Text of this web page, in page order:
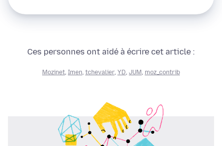
Ces personnes ont aidé à écrire cet article :
Mozinet, Imen, tchevalier, YD, JUM , moz_contrib